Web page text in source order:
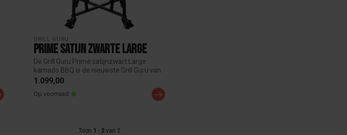
GRILL GURU
Prime Satijn Zwarte Large
De Grill Guru Prime satijnzwart Large
kamado BBQ is de nieuwste Grill Guru van
2...
1.099,00
Op voorraad
Toon 1 - 2 van 2